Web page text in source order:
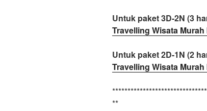
Untuk paket 3D-2N (3
Travelling Wisata
Untuk paket 2D-1N (2
Travelling Wisata
**